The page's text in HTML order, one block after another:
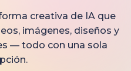
creativa de IA que
imágenes, diseños y
— todo con una sola